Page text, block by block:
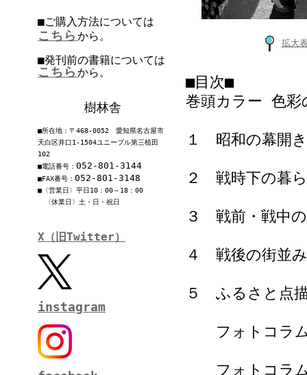
■ご購入方法については
こちら から。
■発刊前の書籍については
こちら から。
樹林舎
■所在地：〒468-0052 愛知県名古屋市
天白区井口1-1504ユニーブル第三植田
102
■電話番号： 052-801-3144
■FAX番号： 052-801-3148
■〈営業日〉平日10：00～18：00
〈休業日〉土・日・祝日
X（旧Twitter）
instagram
拡大
■目次■
巻頭カラー 色彩
１ 昭和の幕開き
２ 戦時下の暮
３ 戦前・戦中
４ 戦後の街並み
５ ふるさと点
フォトコラ
フォトコラム